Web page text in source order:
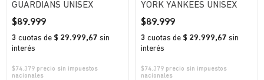
GUARDIANS UNISEX
$89.999
3 cuotas de $ 29.999,67 sin
interés
$74.379 precio sin impuestos
nacionales
YORK YANKEES UNISEX
$89.999
3 cuotas de $ 29.999,67 sin
interés
$74.379 precio sin impuestos
nacionales